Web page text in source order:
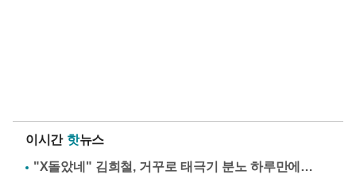
이시간 핫뉴스
"X돌았네" 김희철, 거꾸로 태극기 분노 하루만에…